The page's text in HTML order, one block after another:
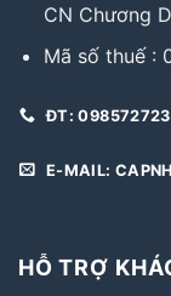
CN Chương
Mã số thuế :
ĐT:
E-MAIL:
HỖ TRỢ